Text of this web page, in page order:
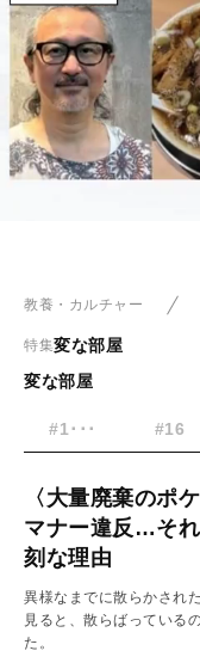
教養・カルチャー
特集変な部屋
変な部屋
#1･･･ #16
〈大量廃棄のポ
マナー違反…そ
刻な理由
異様なまでに散らかされ
見ると、散らばっている
た。